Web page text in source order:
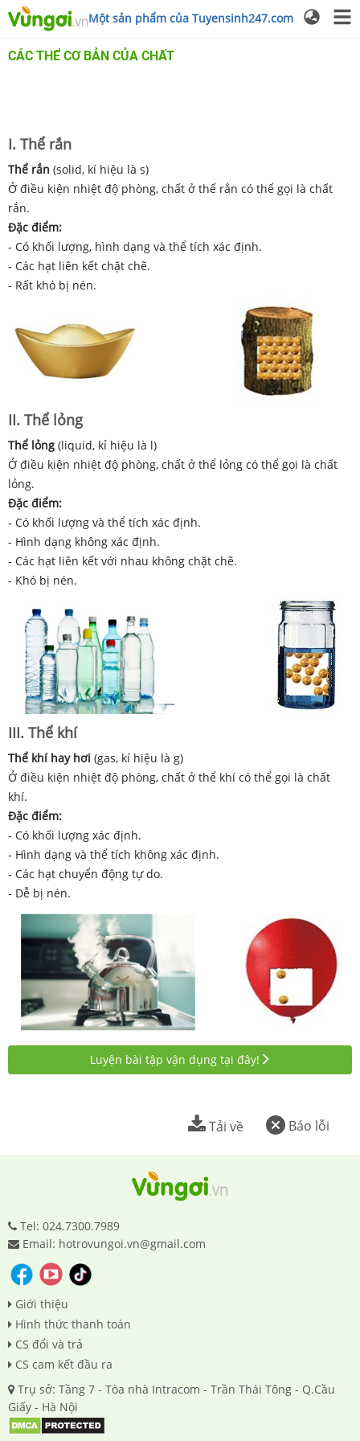
Một sản phẩm của Tuyensinh247.com
CÁC THỂ CƠ BẢN CỦA CHẤT
I. Thể rắn
Thể rắn (solid, kí hiệu là s)
Ở điều kiện nhiệt độ phòng, chất ở thể rắn có thể gọi là chất
rắn.
Đặc điểm:
- Có khối lượng, hình dạng và thể tích xác định.
- Các hạt liên kết chặt chẽ.
- Rất khó bị nén.
II. Thể lỏng
Thể lỏng (liquid, kỉ hiệu là l)
Ở điều kiện nhiệt độ phòng, chất ở thể lỏng có thể gọi là chất
lỏng.
Đặc điểm:
- Có khối lượng và thể tích xác định.
- Hình dạng không xác định.
- Các hạt liên kết với nhau không chặt chẽ.
- Khó bị nén.
III. Thể khí
Thể khí hay hơi (gas, kí hiệu là g)
Ở điều kiện nhiệt độ phòng, chất ở thể khí có thể gọi là chất
khí.
Đặc điểm:
- Có khối lượng xác định.
- Hình dạng và thể tích không xác định.
- Các hạt chuyển động tự do.
- Dễ bị nén.
Luyện bài tập vận dụng tại đây!
Báo lỗi
Tải về
Tel: 024.7300.7989
Email: hotrovungoi.vn@gmail.com
Giới thiệu
Hình thức thanh toán
CS đổi và trả
CS cam kết đầu ra
Trụ sở: Tầng 7 - Tòa nhà Intracom - Trần Thái Tông - Q.Cầu
Giấy - Hà Nội